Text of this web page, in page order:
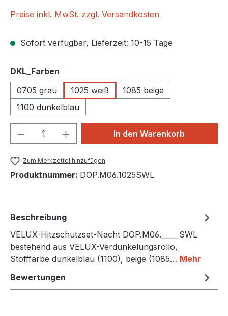
Preise inkl. MwSt. zzgl. Versandkosten
Sofort verfügbar, Lieferzeit: 10-15 Tage
DKL_Farben
0705 grau
1025 weiß
1085 beige
1100 dunkelblau
Produkt Anzahl: Gib denIn den Warenkorb
Zum Merkzettel hinzufügen
Produktnummer: DOP.M06.1025SWL
Beschreibung
VELUX-Hitzschutzset-Nacht DOP.M06._____SWL
bestehend aus VELUX-Verdunkelungsrollo,
Stofffarbe dunkelblau (1100), beige (1085… Mehr
Bewertungen